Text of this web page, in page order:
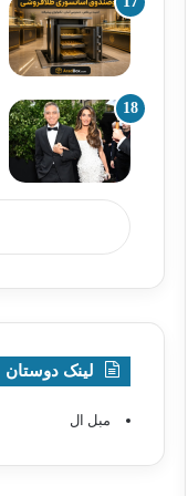
لینک دوستان
مبل ال